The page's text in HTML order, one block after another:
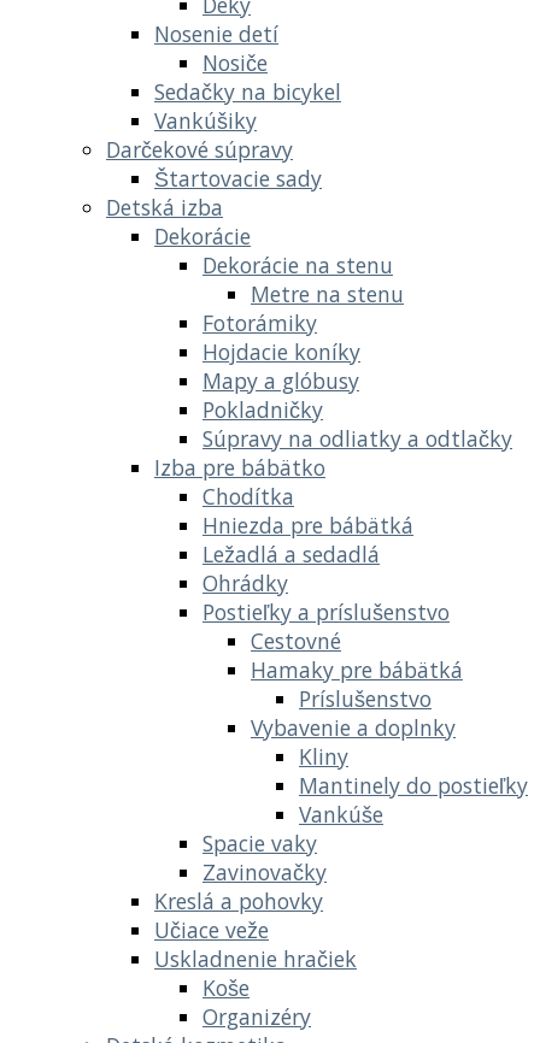
Nosenie detí
Nosiče
Sedačky na bicykel
Vankúšiky
Darčekové súpravy
Štartovacie sady
Detská izba
Dekorácie
Dekorácie na stenu
Metre na stenu
Fotorámiky
Hojdacie koníky
Mapy a glóbusy
Pokladničky
Súpravy na odliatky a odtlačky
Izba pre bábätko
Chodítka
Hniezda pre bábätká
Ležadlá a sedadlá
Ohrádky
Postieľky a príslušenstvo
Cestovné
Hamaky pre bábätká
Príslušenstvo
Vybavenie a doplnky
Kliny
Mantinely do postieľky
Vankúše
Spacie vaky
Zavinovačky
Kreslá a pohovky
Učiace veže
Uskladnenie hračiek
Koše
Organizéry